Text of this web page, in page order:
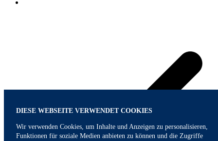
DIESE WEBSEITE VERWENDET COOKIES
Wir verwenden Cookies, um Inhalte und Anzeigen zu personalisieren,
Funktionen für soziale Medien anbieten zu können und die Zugriffe